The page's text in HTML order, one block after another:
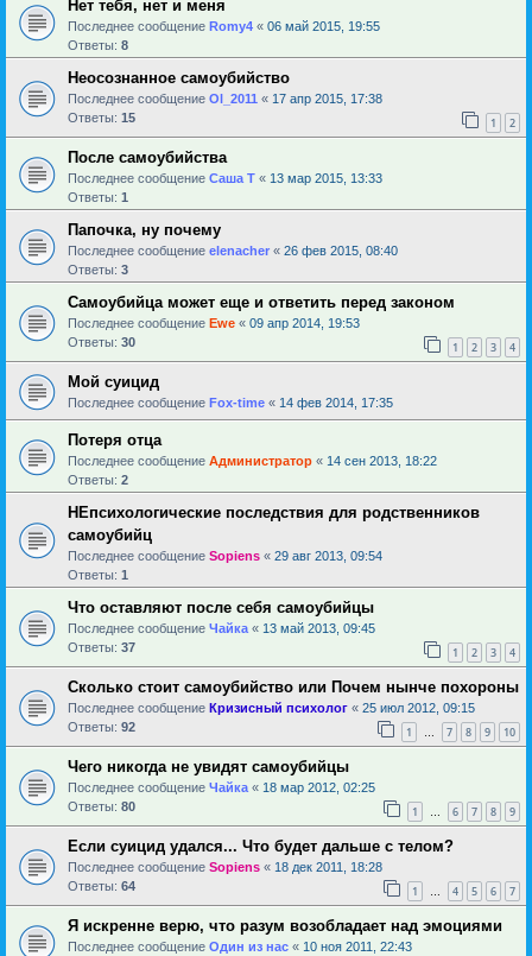
Нет тебя, нет и меня
Последнее сообщение Romy4 « 06 май 2015, 19:55
Ответы: 8
Неосознанное самоубийство
Последнее сообщение Ol_2011 « 17 апр 2015, 17:38
Ответы: 15 1 2
После самоубийства
Последнее сообщение Саша Т « 13 мар 2015, 13:33
Ответы: 1
Папочка, ну почему
Последнее сообщение elenacher « 26 фев 2015, 08:40
Ответы: 3
Самоубийца может еще и ответить перед законом
Последнее сообщение Ewe « 09 апр 2014, 19:53
Ответы: 30 1 2 3 4
Мой суицид
Последнее сообщение Fox-time « 14 фев 2014, 17:35
Потеря отца
Последнее сообщение Администратор « 14 сен 2013, 18:22
Ответы: 2
НЕпсихологические последствия для родственников
самоубийц
Последнее сообщение Sopiens « 29 авг 2013, 09:54
Ответы: 1
Что оставляют после себя самоубийцы
Последнее сообщение Чайка « 13 май 2013, 09:45
Ответы: 37 1 2 3 4
Сколько стоит самоубийство или Почем нынче похороны
Последнее сообщение Кризисный психолог « 25 июл 2012, 09:15
Ответы: 92 1 … 7 8 9 10
Чего никогда не увидят самоубийцы
Последнее сообщение Чайка « 18 мар 2012, 02:25
Ответы: 80 1 … 6 7 8 9
Если суицид удался... Что будет дальше с телом?
Последнее сообщение Sopiens « 18 дек 2011, 18:28
Ответы: 64 1 … 4 5 6 7
Я искренне верю, что разум возобладает над эмоциями
Последнее сообщение Один из нас « 10 ноя 2011, 22:43